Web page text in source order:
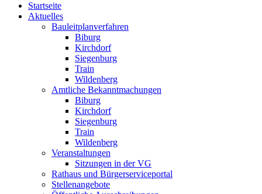
Startseite
Aktuelles
Bauleitplanverfahren
Biburg
Kirchdorf
Siegenburg
Train
Wildenberg
Amtliche Bekanntmachungen
Biburg
Kirchdorf
Siegenburg
Train
Wildenberg
Veranstaltungen
Sitzungen in der VG
Rathaus und Bürgerserviceportal
Stellenangebote